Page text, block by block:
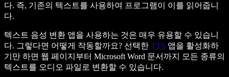
다. 즉, 기존의 텍스트를 사용하여 프로그램이 이를 읽어줍니
다.
텍스트 음성 변환 앱을 사용하는 것은 매우 유용할 수 있습니
다. 그렇다면 어떻게 작동할까요? 선택한 TTS 앱을 활성화하
기만 하면 웹 페이지부터 Microsoft Word 문서까지 모든 종류의
텍스트를 오디오 파일로 변환할 수 있습니다.